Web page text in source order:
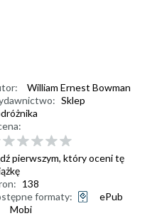
William Ernest Bowman
Sklep
pierwszym, który oceni tę
138
formaty:
ePub
Mobi